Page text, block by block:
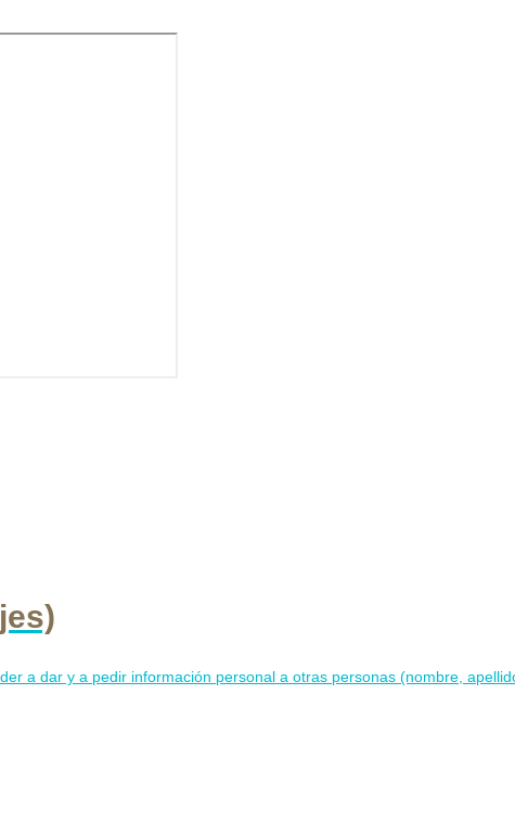
a dar y a pedir información personal a otras personas (nombre,